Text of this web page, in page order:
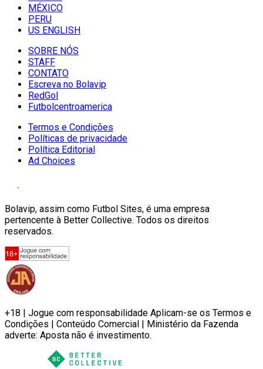
MÉXICO
PERU
US ENGLISH
SOBRE NÓS
STAFF
CONTATO
Escreva no Bolavip
RedGol
Futbolcentroamerica
Termos e Condições
Políticas de privacidade
Política Editorial
Ad Choices
Bolavip, assim como Futbol Sites, é uma empresa
pertencente à Better Collective. Todos os direitos
reservados.
+18 | Jogue com responsabilidade Aplicam-se os Termos e
Condições | Conteúdo Comercial | Ministério da Fazenda
adverte: Aposta não é investimento.